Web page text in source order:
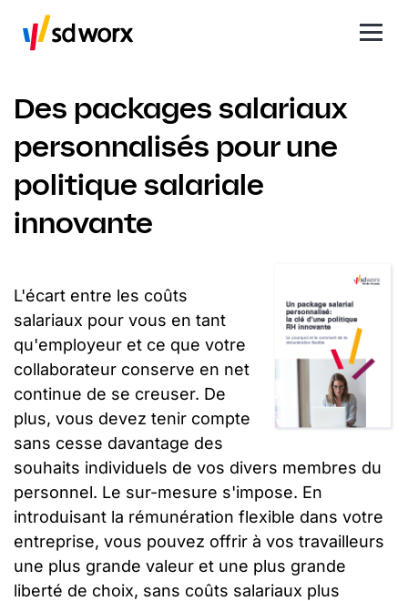
Des packages salariaux
personnalisés pour une
politique salariale
innovante
L'écart entre les coûts
salariaux pour vous en tant
qu'employeur et ce que votre
collaborateur conserve en net
continue de se creuser. De
plus, vous devez tenir compte
sans cesse davantage des
souhaits individuels de vos divers membres du
personnel. Le sur-mesure s'impose. En
introduisant la rémunération flexible dans votre
entreprise, vous pouvez offrir à vos travailleurs
une plus grande valeur et une plus grande
liberté de choix, sans coûts salariaux plus